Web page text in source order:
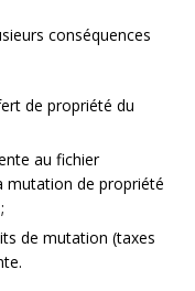
conséquences
de propriété du
au fichier
mutation de propriété
de mutation (taxes